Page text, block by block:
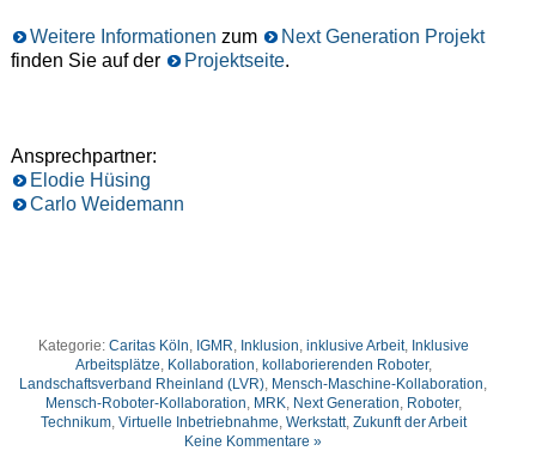
Weitere Informationen zum
Next Generation Projekt
finden Sie auf der
Projektseite.
Ansprechpartner:
Elodie Hüsing
Carlo Weidemann
Kategorie: Caritas Köln IGMR Inklusion inklusive Arbeit, Inklusive
Arbeitsplätze Kollaboration kollaborierenden Roboter,
Landschaftsverband Rheinland (LVR) Mensch-Maschine-Kollaboration
Mensch-Roboter-Kollaboration MRK Next Generation Roboter,
Technikum, Virtuelle Inbetriebnahme Werkstatt, Zukunft der Arbeit
Keine Kommentare »